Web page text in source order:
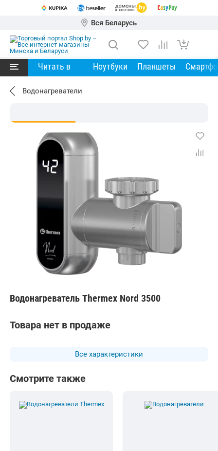
Вся Беларусь
Читать в Ноутбуки Планшеты
Водонагреватели
Водонагреватель Thermex Nord 3500
Все характеристики
Товара нет в продаже
Смотрите также